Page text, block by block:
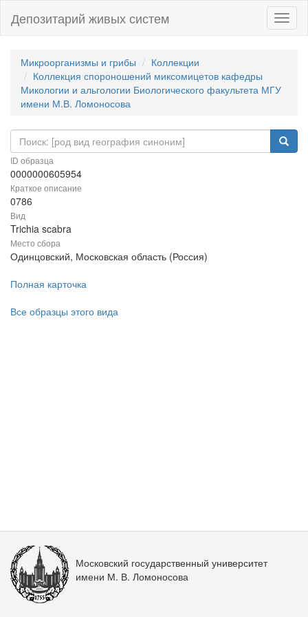
Депозитарий живых систем
Микроорганизмы и грибы
Коллекции
Коллекция спороношений миксомицетов кафедры
Микологии и альгологии Биологического факультета МГУ
имени М.В. Ломоносова
ID образца
0000000605954
Краткое описание
0786
Вид
Trichia scabra
Место сбора
Одинцовский, Московская область (Россия)
Полная карточка
Все образцы этого вида
Московский государственный университет
имени М. В. Ломоносова